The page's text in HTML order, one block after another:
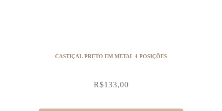
CASTIÇAL PRETO EM METAL 4 POSIÇÕES
R$133,00